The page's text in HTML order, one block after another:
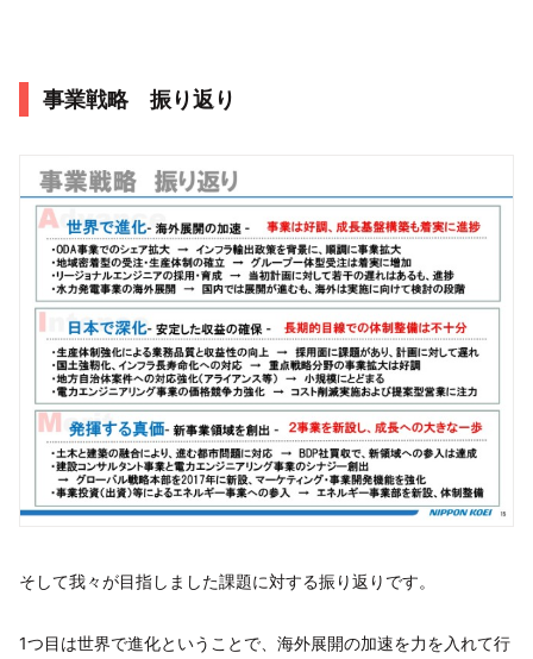
事業戦略 振り返り
そして我々が目指しました課題に対する振り返りです。
1つ目は世界で進化ということで、海外展開の加速を力を入れて行